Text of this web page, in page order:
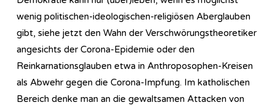
wenig politischen-ideologischen-religiösen Aberglauben
gibt, siehe jetzt den Wahn der Verschwörungstheoretiker
angesichts der Corona-Epidemie oder den
Reinkarnationsglauben etwa in Anthroposophen-Kreisen
als Abwehr gegen die Corona-Impfung. Im katholischen
Bereich denke man an die gewaltsamen Attacken von